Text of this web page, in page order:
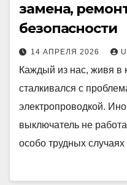
замена,
безопасности
14 АПРЕЛЯ 2026
Каждый из нас, живя в
сталкивался с
электропроводкой.
выключатель не
особо трудных